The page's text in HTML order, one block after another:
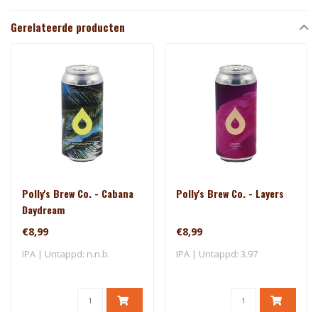
Gerelateerde producten
Polly's Brew Co. - Cabana
Daydream
€8,99
IPA | Untappd: n.n.b.
Polly's Brew Co. - Layers
€8,99
IPA | Untappd: 3.97